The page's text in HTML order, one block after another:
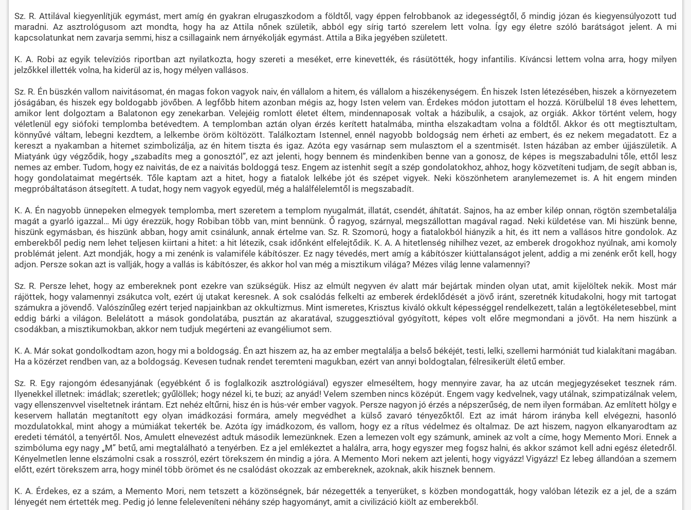
Sz. R. Attilával kiegyenlítjük egymást, mert amíg én gyakran elrugaszkodom a földtől, vagy éppen felrobbanok az idegességtől, ő mindig józan és kiegyensúlyozott tud
maradni. Az asztrológusom azt mondta, hogy ha az Attila nőnek születik, abból egy sírig tartó szerelem lett volna. Így egy életre szóló barátságot jelent. A mi
kapcsolatunkat nem zavarja semmi, hisz a csillagaink nem árnyékolják egymást. Attila a Bika jegyében született.
K. A. Robi az egyik televíziós riportban azt nyilatkozta, hogy szereti a meséket, erre kinevették, és rásütötték, hogy infantilis. Kíváncsi lettem volna arra, hogy milyen
jelzőkkel illették volna, ha kiderül az is, hogy mélyen vallásos.
Sz. R. Én büszkén vallom naivitásomat, én magas fokon vagyok naiv, én vállalom a hitem, és vállalom a hiszékenységem. Én hiszek Isten létezésében, hiszek a környezetem
jóságában, és hiszek egy boldogabb jövőben. A legfőbb hitem azonban mégis az, hogy Isten velem van. Érdekes módon jutottam el hozzá. Körülbelül 18 éves lehettem,
amikor lent dolgoztam a Balatonon egy zenekarban. Velejéig romlott életet éltem, mindennaposak voltak a házibulik, a csajok, az orgiák. Akkor történt velem, hogy
véletlenül egy siófoki templomba betévedtem. A templomban aztán olyan érzés kerített hatalmába, mintha elszakadtam volna a földtől. Akkor és ott megtisztultam,
könnyűvé váltam, lebegni kezdtem, a lelkembe öröm költözött. Találkoztam Istennel, ennél nagyobb boldogság nem érheti az embert, és ez nekem megadatott. Ez a
kereszt a nyakamban a hitemet szimbolizálja, az én hitem tiszta és igaz. Azóta egy vasárnap sem mulasztom el a szentmisét. Isten házában az ember újjászületik. A
Miatyánk úgy végződik, hogy „szabadíts meg a gonosztól”, ez azt jelenti, hogy bennem és mindenkiben benne van a gonosz, de képes is megszabadulni tőle, ettől lesz
nemes az ember. Tudom, hogy ez naivitás, de ez a naivitás boldoggá tesz. Engem az istenhit segít a szép gondolatokhoz, ahhoz, hogy közvetíteni tudjam, de segít abban is,
hogy gondolataimat megértsék. Tőle kaptam azt a hitet, hogy a fiatalok lelkébe jót és szépet vigyek. Neki köszönhetem aranylemezemet is. A hit engem minden
megpróbáltatáson átsegített. A tudat, hogy nem vagyok egyedül, még a halálfélelemtől is megszabadít.
K. A. Én nagyobb ünnepeken elmegyek templomba, mert szeretem a templom nyugalmát, illatát, csendét, áhítatát. Sajnos, ha az ember kilép onnan, rögtön szembetalálja
magát a gyarló igazzal… Mi úgy érezzük, hogy Robiban több van, mint bennünk. Ő ragyog, szárnyal, megszállottan magával ragad. Neki küldetése van. Mi hiszünk benne,
hiszünk egymásban, és hiszünk abban, hogy amit csinálunk, annak értelme van. Sz. R. Szomorú, hogy a fiatalokból hiányzik a hit, és itt nem a vallásos hitre gondolok. Az
emberekből pedig nem lehet teljesen kiirtani a hitet: a hit létezik, csak időnként elfelejtődik. K. A. A hitetlenség nihilhez vezet, az emberek drogokhoz nyúlnak, ami komoly
problémát jelent. Azt mondják, hogy a mi zenénk is valamiféle kábítószer. Ez nagy tévedés, mert amíg a kábítószer kiúttalanságot jelent, addig a mi zenénk erőt kell, hogy
adjon. Persze sokan azt is vallják, hogy a vallás is kábítószer, és akkor hol van még a misztikum világa? Mézes világ lenne valamennyi?
Sz. R. Persze lehet, hogy az embereknek pont ezekre van szükségük. Hisz az elmúlt negyven év alatt már bejártak minden olyan utat, amit kijelöltek nekik. Most már
rájöttek, hogy valamennyi zsákutca volt, ezért új utakat keresnek. A sok csalódás felkelti az emberek érdeklődését a jövő iránt, szeretnék kitudakolni, hogy mit tartogat
számukra a jövendő. Valószínűleg ezért terjed napjainkban az okkultizmus. Mint ismeretes, Krisztus kiváló okkult képességgel rendelkezett, talán a legtökéletesebbel, mint
eddig bárki a világon. Belelátott a mások gondolatába, pusztán az akaratával, szuggesztióval gyógyított, képes volt előre megmondani a jövőt. Ha nem hiszünk a
csodákban, a misztikumokban, akkor nem tudjuk megérteni az evangéliumot sem.
K. A. Már sokat gondolkodtam azon, hogy mi a boldogság. Én azt hiszem az, ha az ember megtalálja a belső békéjét, testi, lelki, szellemi harmóniát tud kialakítani magában.
Ha a közérzet rendben van, az a boldogság. Kevesen tudnak rendet teremteni magukban, ezért van annyi boldogtalan, félresikerült életű ember.
Sz. R. Egy rajongóm édesanyjának (egyébként ő is foglalkozik asztrológiával) egyszer elmeséltem, hogy mennyire zavar, ha az utcán megjegyzéseket tesznek rám.
Ilyenekkel illetnek: imádlak; szeretlek; gyűlöllek; hogy nézel ki, te buzi; az anyád! Velem szemben nincs középút. Engem vagy kedvelnek, vagy utálnak, szimpatizálnak velem,
vagy ellenszenvvel viseltetnek irántam. Ezt nehéz eltűrni, hisz én is hús-vér ember vagyok. Persze nagyon jó érzés a népszerűség, de nem ilyen formában. Az említett hölgy e
keservem hallatán megtanított egy olyan imádkozási formára, amely megvédhet a külső zavaró tényezőktől. Ezt az imát három irányba kell elvégezni, hasonló
mozdulatokkal, mint ahogy a múmiákat tekerték be. Azóta így imádkozom, és vallom, hogy ez a rítus védelmez és oltalmaz. De azt hiszem, nagyon elkanyarodtam az
eredeti témától, a tenyértől. Nos, Amulett elnevezést adtuk második lemezünknek. Ezen a lemezen volt egy számunk, aminek az volt a címe, hogy Memento Mori. Ennek a
szimbóluma egy nagy „M” betű, ami megtalálható a tenyérben. Ez a jel emlékeztet a halálra, arra, hogy egyszer meg fogsz halni, és akkor számot kell adni egész életedről.
Kényelmetlen lenne elszámolni csak a rosszról, ezért törekszem én mindig a jóra. A Memento Mori nekem azt jelenti, hogy vigyázz! Vigyázz! Ez lebeg állandóan a szemem
előtt, ezért törekszem arra, hogy minél több örömet és ne csalódást okozzak az embereknek, azoknak, akik hisznek bennem.
K. A. Érdekes, ez a szám, a Memento Mori, nem tetszett a közönségnek, bár nézegették a tenyerüket, s közben mondogatták, hogy valóban létezik ez a jel, de a szám
lényegét nem értették meg. Pedig jó lenne feleleveníteni néhány szép hagyományt, amit a civilizáció kiölt az emberekből.